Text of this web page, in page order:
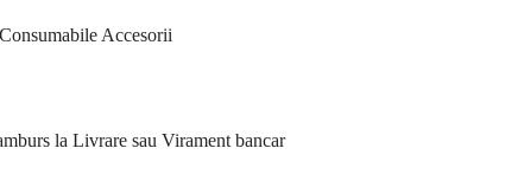
Accesorii
la Livrare sau Virament bancar